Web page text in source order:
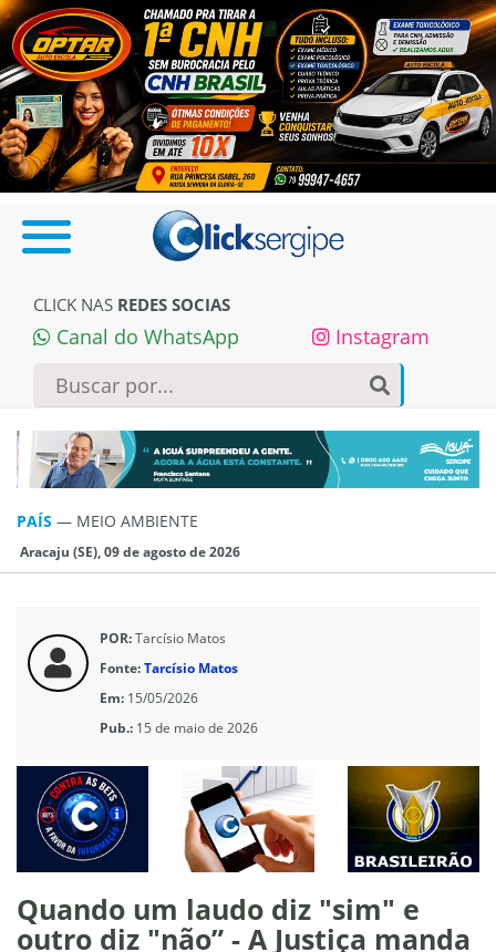
CLICK NAS REDES SOCIAS
Canal do WhatsApp Instagram
PAÍS — MEIO AMBIENTE
Aracaju (SE), 09 de agosto de 2026
POR:Tarcísio Matos
Fonte:Tarcísio Matos
Em: 15/05/2026
Pub.: 15 de maio de 2026
Quando um laudo diz "sim" e
outro diz "não” - A Justiça manda